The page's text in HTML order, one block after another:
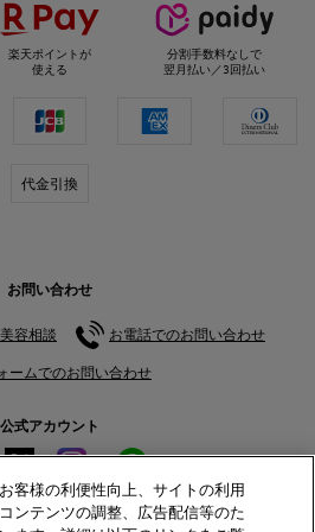
楽天ポイントが
使える
分割手数料なしで
翌月払い／3回払い
代金引換
お問い合わせ
容相談 お電話でのお問い合わせ
ームでのお問い合わせ
公式アカウント
客様の利便性向上、サイトの利用
ンテンツの調整、広告配信等のた